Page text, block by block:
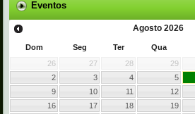
Eventos
Agosto 2026
Dom Seg Ter Qua
26
27 28 29
2
3 4 5
9
10 11 12
16
17 18 19